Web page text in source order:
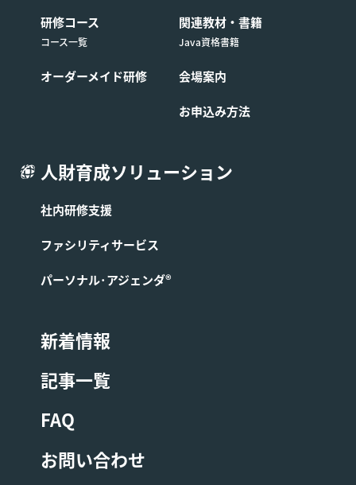
研修コース
コース一覧
オーダーメイド研修
関連教材・書籍
Java資格書籍
会場案内
お申込み方法
人財育成ソリューション
社内研修支援
ファシリティサービス
パーソナル･アジェンダ®
新着情報
記事一覧
FAQ
お問い合わせ